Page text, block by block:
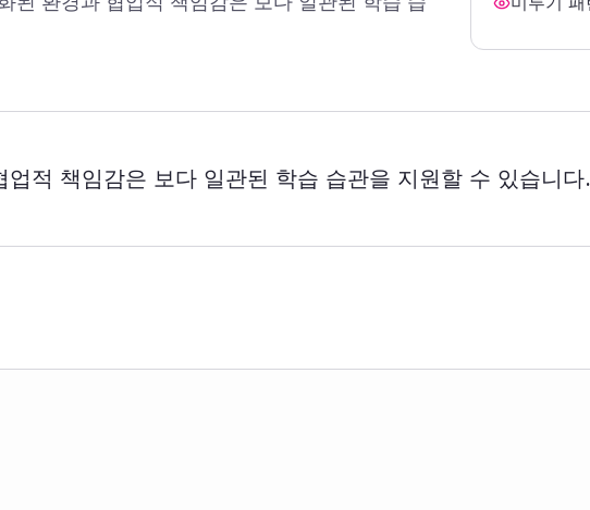
업적 책임감은 보다 일관된 학습 습관을 지원할 수 있습니다.